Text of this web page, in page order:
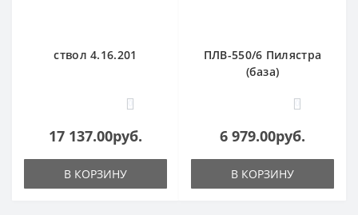
ствол 4.16.201
0
17 137.00руб.
В КОРЗИНУ
ПЛВ-550/6 Пилястра
(база)
0
6 979.00руб.
В КОРЗИНУ